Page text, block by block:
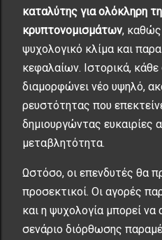
καταλύτης για ολόκληρη
κρυπτονομισμάτων, καθώς
ψυχολογικό κλίμα και
κεφαλαίων. Ιστορικά,
διαμορφώνει νέο υψηλό,
ρευστότητας που
δημιουργώντας ευκαιρίες
μεταβλητότητα.
Ωστόσο, οι επενδυτές θα
προσεκτικοί. Οι αγορές
και η ψυχολογία μπορεί να
σενάριο διόρθωσης